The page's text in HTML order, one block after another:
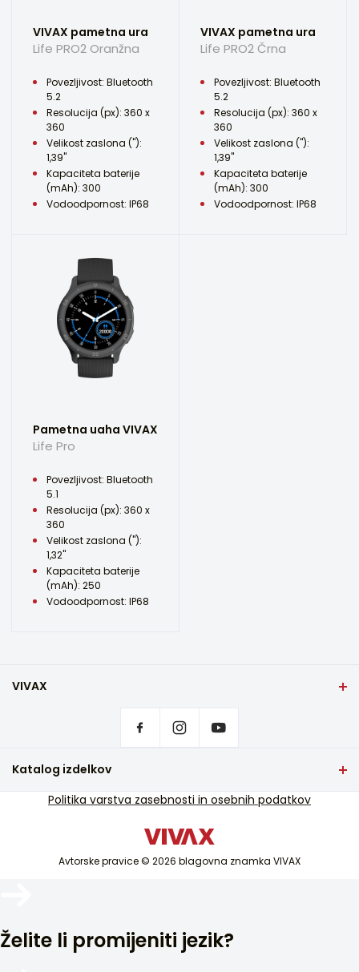
VIVAX pametna ura
Life PRO2 Oranžna
Povezljivost: Bluetooth
5.2
Resolucija (px): 360 x
360
Velikost zaslona ("):
1,39"
Kapaciteta baterije
(mAh): 300
Vodoodpornost: IP68
VIVAX pametna ura
Life PRO2 Črna
Povezljivost: Bluetooth
5.2
Resolucija (px): 360 x
360
Velikost zaslona ("):
1,39"
Kapaciteta baterije
(mAh): 300
Vodoodpornost: IP68
Pametna uaha VIVAX
Life Pro
Povezljivost: Bluetooth
5.1
Resolucija (px): 360 x
360
Velikost zaslona ("):
1,32"
Kapaciteta baterije
(mAh): 250
Vodoodpornost: IP68
VIVAX
Kje kupiti izdelke VIVAX?
Podpora za storitve
Servisna podpora izven garancije
Katalog izdelkov
TV in avdio
Avtorske pravice © 2026 blagovna znamka VIVAX
Politika varstva zasebnosti in osebnih podatkov
Želite li promijeniti jezik?